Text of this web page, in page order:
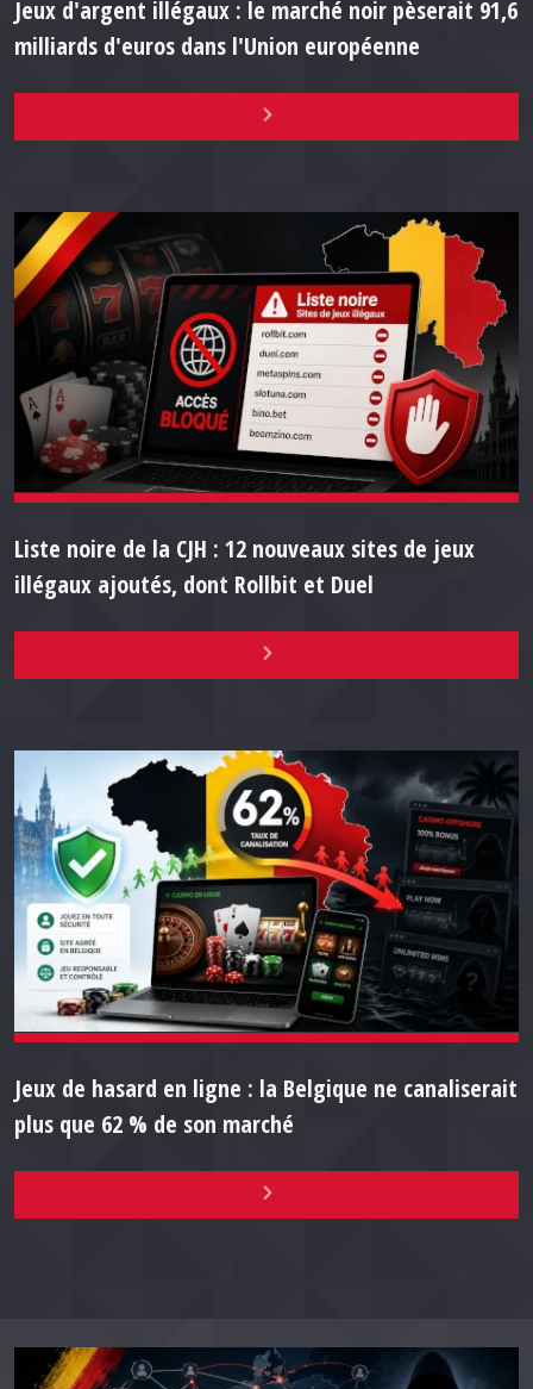
Jeux d'argent illégaux : le marché noir pèserait 91,6
milliards d'euros dans l'Union européenne
Liste noire de la CJH : 12 nouveaux sites de jeux
illégaux ajoutés, dont Rollbit et Duel
Jeux de hasard en ligne : la Belgique ne canaliserait
plus que 62 % de son marché